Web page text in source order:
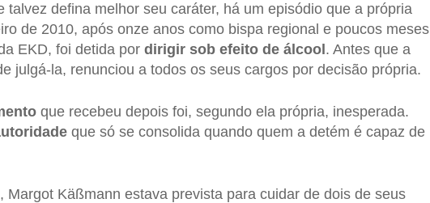
talvez defina melhor seu caráter, há um episódio que a própria
de 2010, após onze anos como bispa regional e poucos meses
EKD, foi detida por dirigir sob efeito de álcool . Antes que a
julgá-la, renunciou a todos os seus cargos por decisão própria.
que recebeu depois foi, segundo ela própria, inesperada.
que só se consolida quando quem a detém é capaz de
Margot Käßmann estava prevista para cuidar de dois de seus